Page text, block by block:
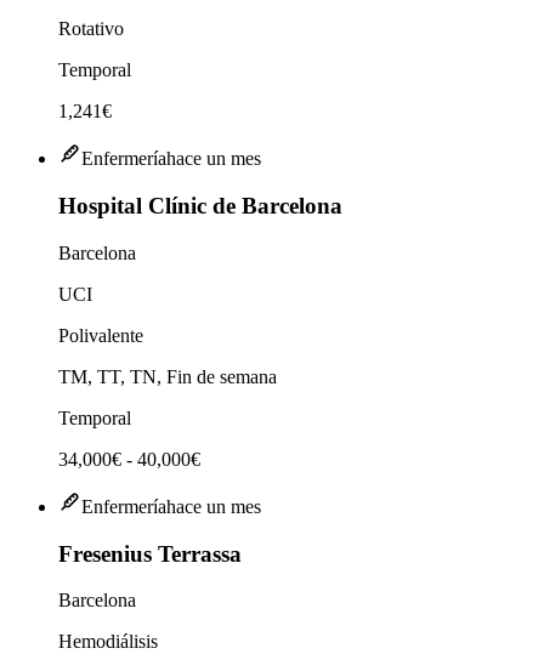
Rotativo
Temporal
1,241€
Enfermeríahace un mes
Hospital Clínic de Barcelona
Barcelona
UCI
Polivalente
TM, TT, TN, Fin de semana
Temporal
34,000€ - 40,000€
Enfermeríahace un mes
Fresenius Terrassa
Barcelona
Hemodiálisis